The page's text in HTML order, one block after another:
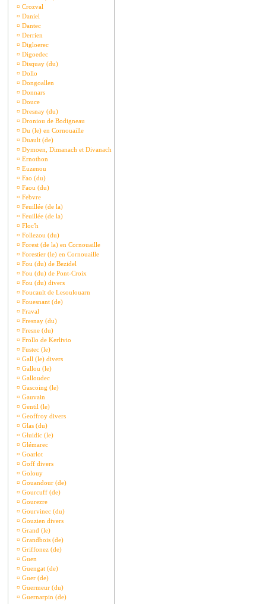
¤ Crozval
¤ Daniel
¤ Dantec
¤ Derrien
¤ Digloerec
¤ Digoedec
¤ Disquay (du)
¤ Dollo
¤ Dongoallen
¤ Donnars
¤ Douce
¤ Dresnay (du)
¤ Droniou de Bodigneau
¤ Du (le) en Cornouaille
¤ Duault (de)
¤ Dymoen, Dimanach et Divanach
¤ Ernothon
¤ Euzenou
¤ Fao (du)
¤ Faou (du)
¤ Febvre
¤ Feuillée (de la)
¤ Feuillée (de la)
¤ Floc'h
¤ Follezou (du)
¤ Forest (de la) en Cornouaille
¤ Forestier (le) en Cornouaille
¤ Fou (du) de Bezidel
¤ Fou (du) de Pont-Croix
¤ Fou (du) divers
¤ Foucault de Lesoulouarn
¤ Fouesnant (de)
¤ Fraval
¤ Fresnay (du)
¤ Fresne (du)
¤ Frollo de Kerlivio
¤ Fustec (le)
¤ Gall (le) divers
¤ Gallou (le)
¤ Galloudec
¤ Gascoing (le)
¤ Gauvain
¤ Gentil (le)
¤ Geoffroy divers
¤ Glas (du)
¤ Gluidic (le)
¤ Glémarec
¤ Goarlot
¤ Goff divers
¤ Golouy
¤ Gouandour (de)
¤ Gourcuff (de)
¤ Gourezre
¤ Gourvinec (du)
¤ Gouzien divers
¤ Grand (le)
¤ Grandbois (de)
¤ Griffonez (de)
¤ Guen
¤ Guengat (de)
¤ Guer (de)
¤ Guermeur (du)
¤ Guernarpin (de)